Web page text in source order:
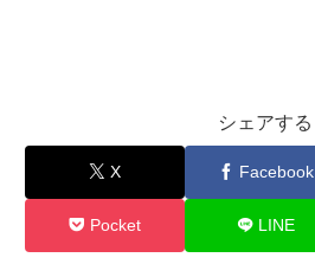
シェアする
X Facebook
Pocket LINE